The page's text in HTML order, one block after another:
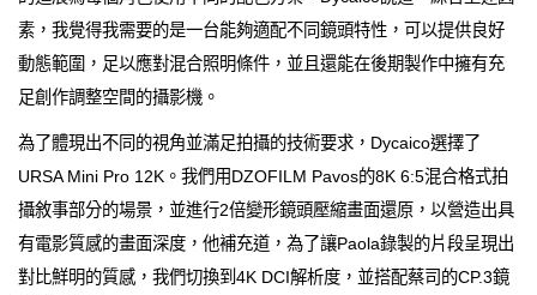
素，我覺得我需要的是一台能夠適配不同鏡頭特性，可以提供良好
動態範圍，足以應對混合照明條件，並且還能在後期製作中擁有充
足創作調整空間的攝影機。
為了體現出不同的視角並滿足拍攝的技術要求，Dycaico選擇了
URSA Mini Pro 12K。我們用DZOFILM Pavos的8K 6:5混合格式拍
攝敘事部分的場景，並進行2倍變形鏡頭壓縮畫面還原，以營造出具
有電影質感的畫面深度，他補充道，為了讓Paola錄製的片段呈現出
對比鮮明的質感，我們切換到4K DCI解析度，並搭配蔡司的CP.3鏡